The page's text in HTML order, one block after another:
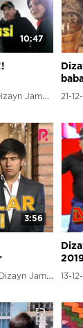
10:47
Jamoasi 21-
3:56
Dizayn Jamoasi 13-